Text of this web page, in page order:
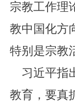
宗教工作理
教中国化方
特别是宗教
习近平指
教育，要真